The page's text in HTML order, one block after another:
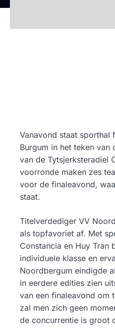
Vanavond staat sporthal
Burgum in het teken van
van de Tytsjerksteradiel
voorronde maken zes
voor de finaleavond,
staat.
Titelverdediger VV
als topfavoriet af. Met
Constancia en Huy Tran
individuele klasse en
Noordbergum eindigde
in eerdere edities zien
van een finaleavond om
zal men zich geen
de concurrentie is groot